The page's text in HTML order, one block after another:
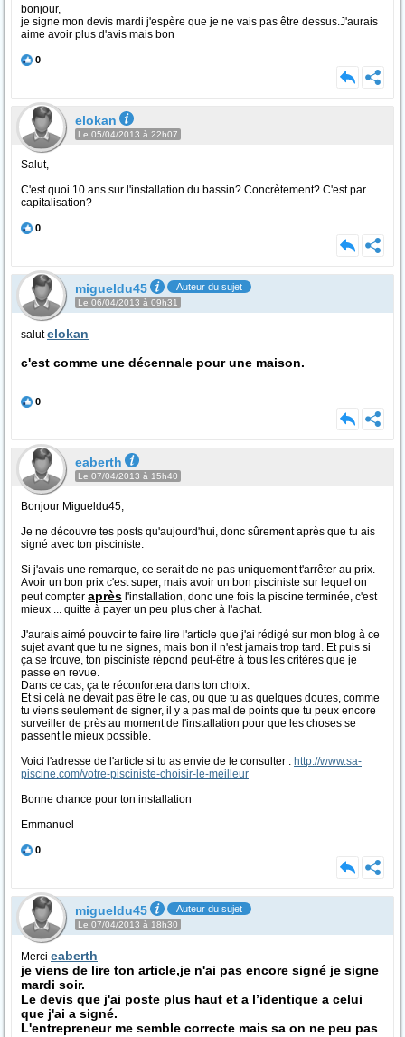
bonjour,
je signe mon devis mardi j'espère que je ne vais pas être dessus.J'aurais
aime avoir plus d'avis mais bon
0
elokan
Le 05/04/2013 à 22h07
Salut,
C'est quoi 10 ans sur l'installation du bassin? Concrètement? C'est par
capitalisation?
0
migueldu45 Auteur du sujet
Le 06/04/2013 à 09h31
salutelokan
c'est comme une décennale pour une maison.
0
eaberth
Le 07/04/2013 à 15h40
Bonjour Migueldu45,
Je ne découvre tes posts qu'aujourd'hui, donc sûrement après que tu ais
signé avec ton pisciniste.
Si j'avais une remarque, ce serait de ne pas uniquement t'arrêter au prix.
Avoir un bon prix c'est super, mais avoir un bon pisciniste sur lequel on
peut compter après l'installation, donc une fois la piscine terminée, c'est
mieux ... quitte à payer un peu plus cher à l'achat.
J'aurais aimé pouvoir te faire lire l'article que j'ai rédigé sur mon blog à ce
sujet avant que tu ne signes, mais bon il n'est jamais trop tard. Et puis si
ça se trouve, ton pisciniste répond peut-être à tous les critères que je
passe en revue.
Dans ce cas, ça te réconfortera dans ton choix.
Et si celà ne devait pas être le cas, ou que tu as quelques doutes, comme
tu viens seulement de signer, il y a pas mal de points que tu peux encore
surveiller de près au moment de l'installation pour que les choses se
passent le mieux possible.
Voici l'adresse de l'article si tu as envie de le consulter : http://www.sa-
piscine.com/votre-pisciniste-choisir-le-meilleur
Bonne chance pour ton installation
Emmanuel
0
migueldu45 Auteur du sujet
Le 07/04/2013 à 18h30
Merci eaberth
je viens de lire ton article,je n'ai pas encore signé je signe
mardi soir.
Le devis que j'ai poste plus haut et a l’identique a celui
que j'ai a signé.
L'entrepreneur me semble correcte mais sa on ne peu pas